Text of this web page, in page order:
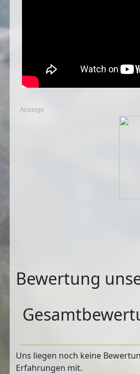
Anzeige
Bewertung
Uns liegen noch keine
Erfahrungen mit.